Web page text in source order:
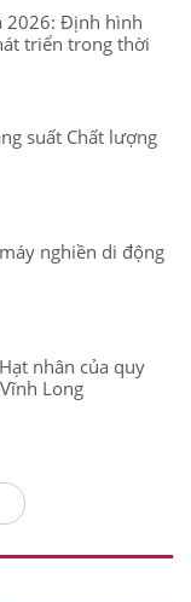
2026: Định hình
triển trong thời
suất Chất lượng
nghiền di động
nhân của quy
Long